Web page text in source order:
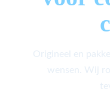
Origineel en
wensen. Wij